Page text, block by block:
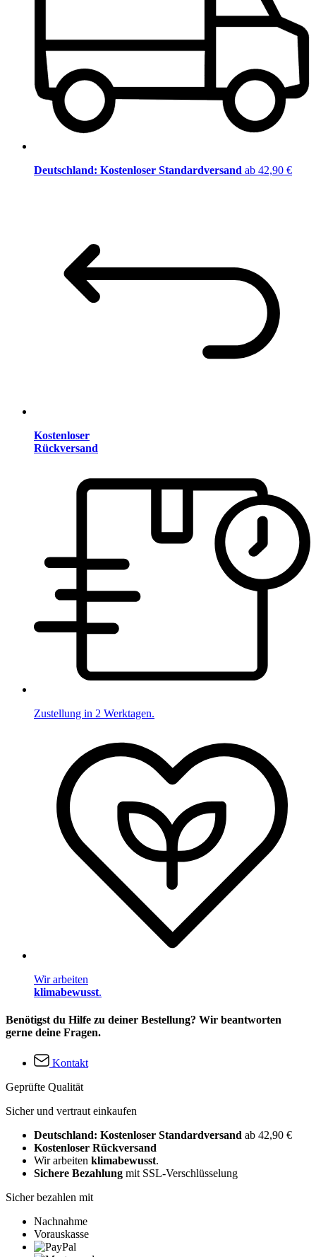
Deutschland: Kostenloser Standardversand ab 42,90 €
Kostenloser
Rückversand
Zustellung in 2 Werktagen.
Wir arbeiten
klimabewusst.
Benötigst du Hilfe zu deiner Bestellung? Wir beantworten
gerne deine Fragen.
Kontakt
Geprüfte Qualität
Sicher und vertraut einkaufen
Deutschland: Kostenloser Standardversand ab 42,90 €
Kostenloser Rückversand
Wir arbeiten klimabewusst.
Sichere Bezahlung mit SSL-Verschlüsselung
Sicher bezahlen mit
Nachnahme
Vorauskasse